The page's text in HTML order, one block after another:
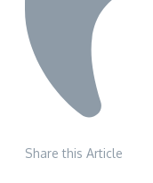
Share this Article